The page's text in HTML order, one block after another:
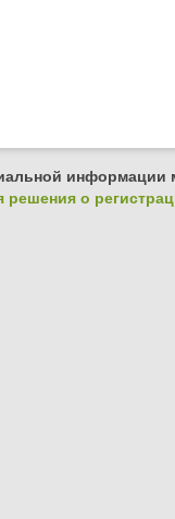
информации
решения о